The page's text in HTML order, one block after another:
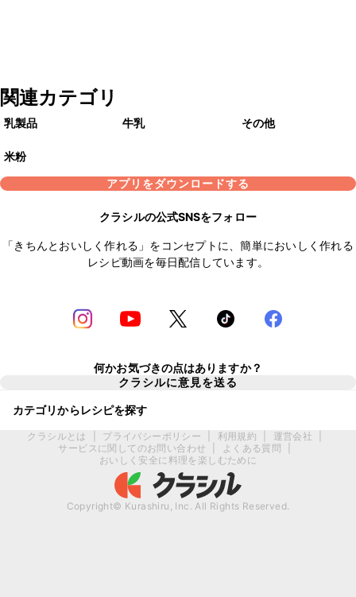
関連カテゴリ
乳製品 牛乳 その他
米粉
アプリをダウンロードする
クラシルの公式SNSをフォロー
「きちんとおいしく作れる」をコンセプトに、簡単においしく作れる
レシピ動画を毎日配信しています。
何かお気づきの点はありますか？
クラシルに意見を送る
カテゴリからレシピを探す
クラシルとは プライバシーポリシー 利用規約 運営会社
サービスに関してのお問い合わせ
よくある質問
おいしく安全に料理を楽しむために
Copyright© Kurashiru, Inc. All Rights Reserved.